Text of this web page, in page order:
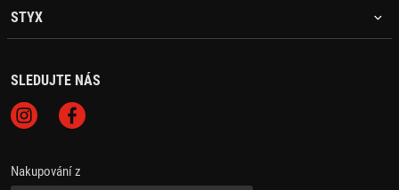
STYX
SLEDUJTE NÁS
Nakupování z